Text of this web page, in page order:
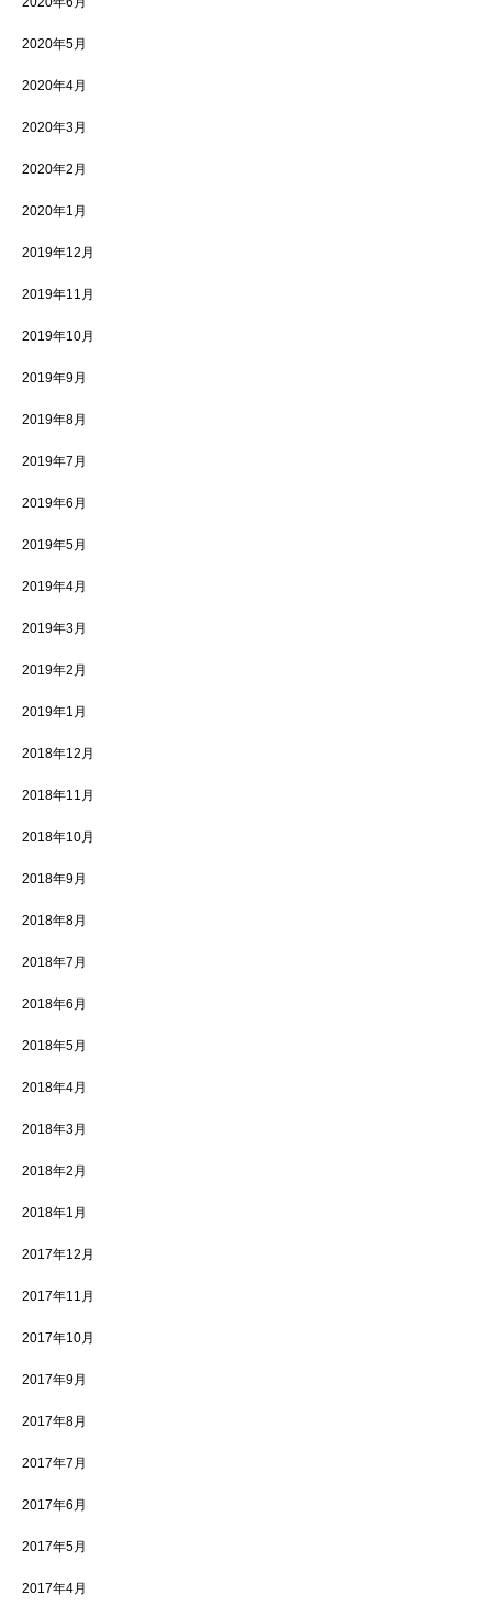
2020年5月
2020年4月
2020年3月
2020年2月
2020年1月
2019年12月
2019年11月
2019年10月
2019年9月
2019年8月
2019年7月
2019年6月
2019年5月
2019年4月
2019年3月
2019年2月
2019年1月
2018年12月
2018年11月
2018年10月
2018年9月
2018年8月
2018年7月
2018年6月
2018年5月
2018年4月
2018年3月
2018年2月
2018年1月
2017年12月
2017年11月
2017年10月
2017年9月
2017年8月
2017年7月
2017年6月
2017年5月
2017年4月